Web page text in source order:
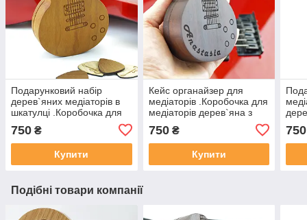
Подарунковий набір
дерев`яних медіаторів в
шкатулці .Коробочка для
Подарунок гітаристу,
музиканту.
750 ₴
Купити
Кейс органайзер для
медіаторів .Коробочка для
медіаторів дерев`яна з
іменнним гравіюванням.
Подарунок гітаристу,
музиканту.
750₴
Купити
750
Подібні товари компанії